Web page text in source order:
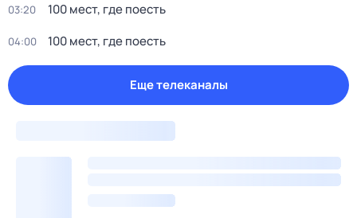
03:20 100 мест, где поесть
04:00 100 мест, где поесть
Еще телеканалы